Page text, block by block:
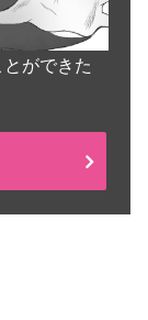
ができた